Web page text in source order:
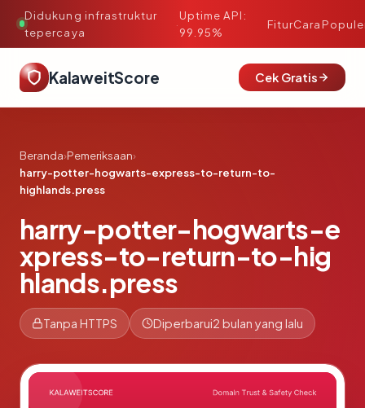
Didukung infrastruktur
tepercaya
·
Uptime API:
99.95%
FiturCara
KalaweitScore Cek Gratis
Beranda›Pemeriksaan›
harry-potter-hogwarts-express-to-return-to-
highlands.press
harry-potter-hogwarts-e
xpress-to-return-to-hig
hlands.press
Tanpa HTTPS Diperbarui2 bulan yang lalu